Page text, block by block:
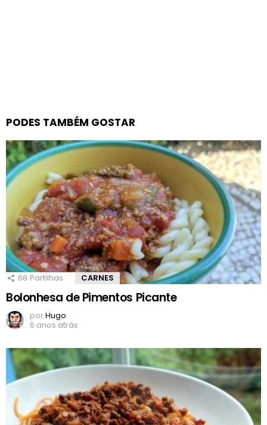
PODES TAMBÉM GOSTAR
68 Partilhas CARNES
Bolonhesa de Pimentos Picante
porHugo
6 anos atrás